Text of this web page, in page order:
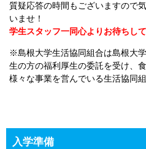
質疑応答の時間もございますので
いませ！
学生スタッフ一同心よりお待ちし
※島根大学生活協同組合は島根大
生の方の福利厚生の委託を受け、
様々な事業を営んでいる生活協同組
入学準備